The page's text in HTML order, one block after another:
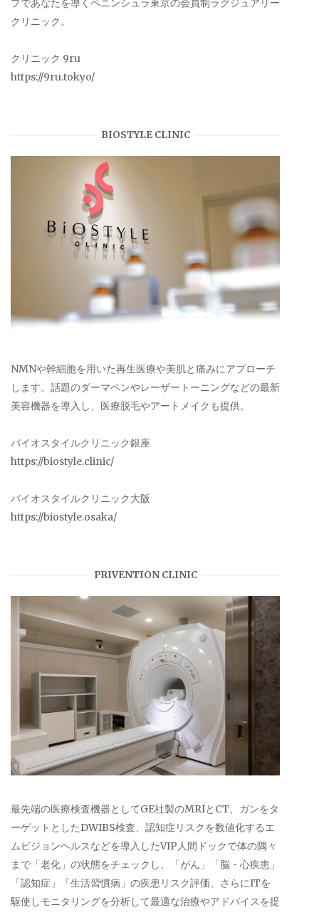
プであなたを導くペニンシュラ東京の会員制ラグジュアリー
クリニック。
クリニック 9ru
https://9ru.tokyo/
BIOSTYLE CLINIC
NMNや幹細胞を用いた再生医療や美肌と痛みにアプローチ
します。話題のダーマペンやレーザートーニングなどの最新
美容機器を導入し、医療脱毛やアートメイクも提供。
バイオスタイルクリニック銀座
https://biostyle.clinic/
バイオスタイルクリニック大阪
https://biostyle.osaka/
PRIVENTION CLINIC
最先端の医療検査機器としてGE社製のMRIとCT、ガンをタ
ーゲットとしたDWIBS検査、認知症リスクを数値化するエ
ムビジョンヘルスなどを導入したVIP人間ドックで体の隅々
まで「老化」の状態をチェックし、「がん」「脳・心疾患」
「認知症」「生活習慣病」の疾患リスク評価、さらにITを
駆使しモニタリングを分析して最適な治療やアドバイスを提